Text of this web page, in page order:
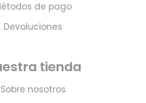
de pago
Devoluciones
tienda
Sobre nosotros